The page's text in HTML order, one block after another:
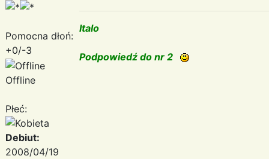
Pomocna dłoń:
+0/-3
Offline
Płeć:
Debiut:
2008/04/19
Italo
Podpowiedź do nr 2